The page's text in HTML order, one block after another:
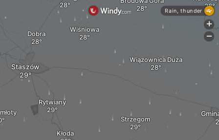
Kłoda
Rytwiany
Dobra
Staszów
Wiśniowa
Strzegom
Wiązownica Duża
Rain, thunder
+
-